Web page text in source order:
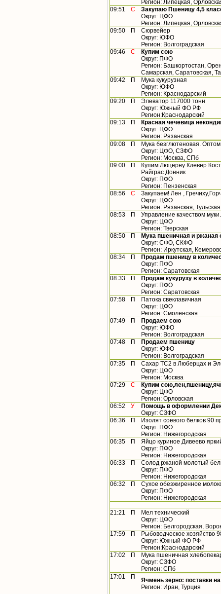
Регион: Липецкая,
09:51
С
Закупаю Пшеницу 4,5
Округ: ЦФО
Регион: Липецкая,
09:50
П Сюрвейер
Округ: ЮФО
Регион: Волгоградская
09:46
С
Купим сою
Округ: ПФО
Регион: Башкортостан,
Самарская, Саратовская,
09:42
П
Мука кукурузная
Округ: ЮФО
Регион: Краснодарский
09:20
П Элеватор 117000 тонн
Округ: Южный ФО РФ
Регион:Краснодарский
09:13
П
Красная чечевица
Округ: ЦФО
Регион: Рязанская
09:08
П
Мука безглютеновая.
Округ: ЦФО, СЗФО
Регион: Москва, СПб
09:00
П
Купим Люцерну Клевер
Райграс Донник
Округ: ПФО
Регион: Пензенская
08:56
С
Закупаем! Лен ,
Округ: ЦФО
Регион: Рязанская, Тульская
08:53
П Управление качеством
Округ: ЦФО
Регион: Тверская
08:50
П
Мука пшеничная и ржаная
Округ: СФО, СКФО
Регион: Иркутская,
08:34
П
Продам пшеницу в
Округ: ПФО
Регион: Саратовская
08:33
П
Продам кукурузу в
Округ: ПФО
Регион: Саратовская
07:58
П
Патока свеклавичная
Округ: ЦФО
Регион: Смоленская
07:49
П
Продаем сою
Округ: ЮФО
Регион: Волгоградская
07:48
П
Продаем пшеницу
Округ: ЮФО
Регион: Волгоградская
07:35
П Сахар ТС2 в Люберцах и
Округ: ЦФО
Регион: Москва
07:29
С
Купим
Округ: ЦФО
Регион: Орловская
06:52
У
Помощь в оформлении
Округ: СЗФО
06:36
П
Изолят соевого белков 90
Округ: ПФО
Регион: Нижегородская
06:35
П Яйцо куриное Дивеево
Округ: ПФО
Регион: Нижегородская
06:33
П Солод ржаной молотый
Округ: ПФО
Регион: Нижегородская
06:32
П Сухое обезжиренное
Округ: ПФО
Регион: Нижегородская
21:21 П
Мел технический
Округ: ЦФО
Регион: Белгородская,
17:59
П
Рыбоводческое хозяйство
Округ: Южный ФО РФ
Регион:Краснодарский
17:02
П
Мука пшеничная
Округ: СЗФО
Регион: СПб
17:01
П Ячмень зерно: поставки на
Регион: Иран, Турция